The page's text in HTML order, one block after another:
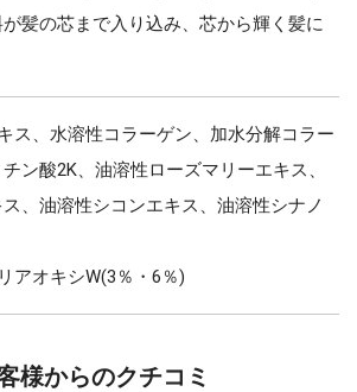
髪の芯まで入り込み、芯から輝く髪に
ス、水溶性コラーゲン、加水分解コラー
ン酸2K、油溶性ローズマリーエキス、
、油溶性シコンエキス、油溶性シナノ
アオキシW(3％・6％)
様からのクチコミ